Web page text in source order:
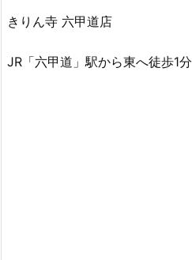
きりん寺 六甲道店
JR「六甲道」駅から東へ徒歩1分